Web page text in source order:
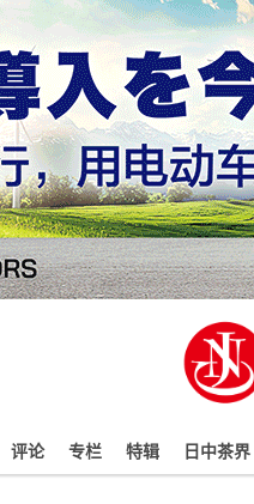
评论 专栏 特辑 日中茶界